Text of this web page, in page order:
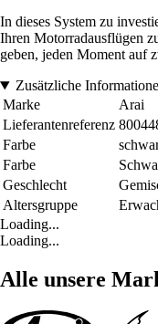
In dieses System zu
Ihren Motorradausflügen
geben, jeden Moment auf
Zusätzliche
Marke
Arai
Lieferantenreferenz
Farbe
Farbe
Geschlecht
Altersgruppe
Loading...
Loading...
Alle unsere